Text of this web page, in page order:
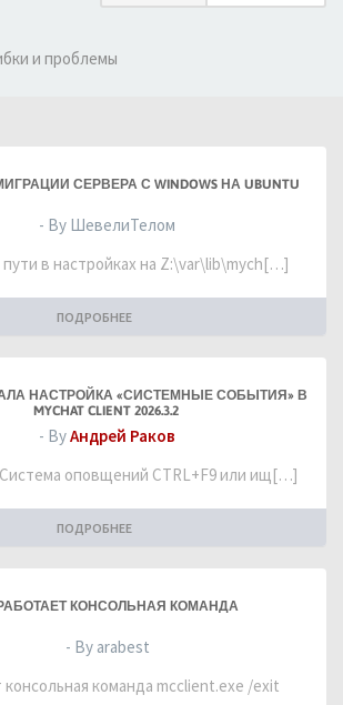
и проблемы
СЕРВЕРА С WINDOWS НА UBUNTU
- By ШевелиТелом
в настройках на Z:\var\lib\mych[…]
ПОДРОБНЕЕ
НАСТРОЙКА «СИСТЕМНЫЕ СОБЫТИЯ» В
MYCHAT CLIENT 2026.3.2
- ByАндрей Раков
оповщений CTRL+F9 или ищ[…]
ПОДРОБНЕЕ
КОНСОЛЬНАЯ КОМАНДА
- By arabest
консольная команда mcclient.exe /exit